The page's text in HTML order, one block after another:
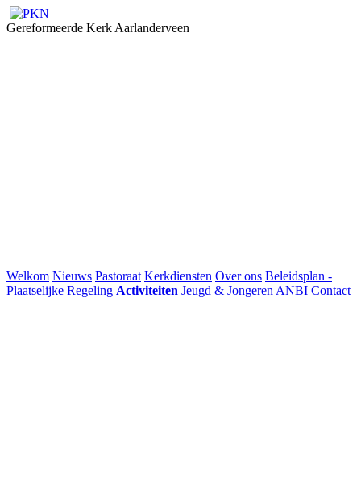
Gereformeerde Kerk Aarlanderveen
Welkom Nieuws Pastoraat Kerkdiensten Over ons Beleidsplan -
Plaatselijke Regeling Activiteiten Jeugd & Jongeren ANBI Contact